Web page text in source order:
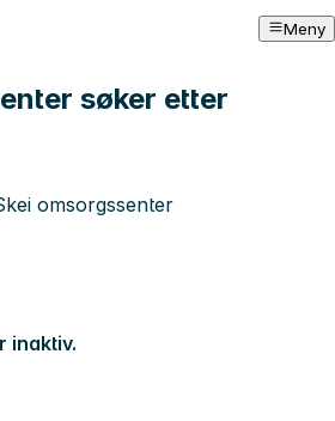
Meny
søker etter
omsorgssenter
inaktiv.